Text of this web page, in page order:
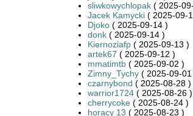
sliwkowychlopak( 2025-
Jacek Kamycki( 2025-09-
Djoko( 2025-09-14 )
donk( 2025-09-14 )
Kiernoziafp( 2025-09-13 )
artek67 ( 2025-09-12 )
mmatimtb( 2025-09-02 )
Zimny_Tychy( 2025-09-01
czarnybond ( 2025-08-28 )
warrior1724( 2025-08-26 )
cherrycoke( 2025-08-24 )
horacy 13 ( 2025-08-23 )